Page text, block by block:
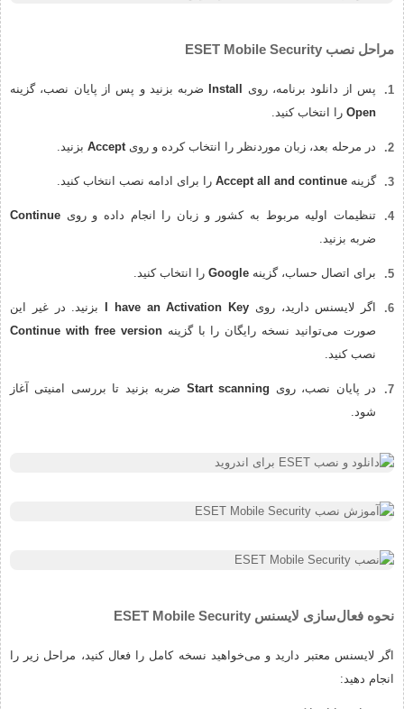
مراحل نصب ESET Mobile Security
پس از دانلود برنامه، روی Install
ضربه بزنید و پس از پایان نصب، گزینه
Open را انتخاب کنید.
در مرحله بعد، زبان موردنظر را انتخاب کرده و رویAccept بزنید.
گزینه Accept all and continue را برای ادامه نصب انتخاب کنید.
تنظیمات اولیه مربوط به کشور و زبان را انجام داده و روی Continue
ضربه بزنید.
برای اتصال حساب، گزینه Google را انتخاب کنید.
اگر لایسنس دارید، روی I have an Activation Key
بزنید. در غیر این
صورت می‌توانید نسخه رایگان را با گزینهContinue with free version
نصب کنید.
در پایان نصب، روی Start scanning ضربه بزنید تا بررسی امنیتی آغاز
شود.
نحوه فعال‌سازی لایسنس ESET Mobile Security
اگر لایسنس معتبر دارید و می‌خواهید نسخه کامل را فعال کنید، مراحل زیر را
انجام دهید: